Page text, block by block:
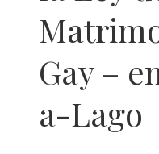
Gay –
a-Lago